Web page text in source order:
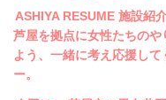
ASHIYA RESUME 施設紹
芦屋を拠点に女性たちの
よう、一緒に考え応援し
ー。